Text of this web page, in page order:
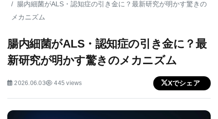
腸内細菌がALS・認知症の引き金に？最新研究が明かす驚きの
メカニズム
腸内細菌がALS・認知症の引き金に？最
新研究が明かす驚きのメカニズム
2026.06.03 445 views Xでシェア